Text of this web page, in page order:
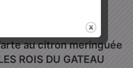
au citron meringuée
ROIS DU GATEAU